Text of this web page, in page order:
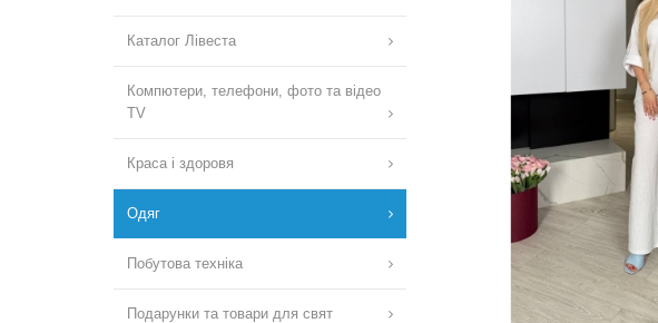
Каталог Лівеста
Компютери, телефони, фото та відео
TV
Краса і здоровя
Одяг
Побутова техніка
Подарунки та товари для свят